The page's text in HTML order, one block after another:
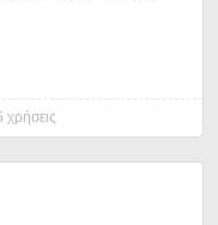
χρήσεις